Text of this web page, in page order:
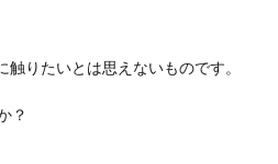
りたいとは思えないものです。
？